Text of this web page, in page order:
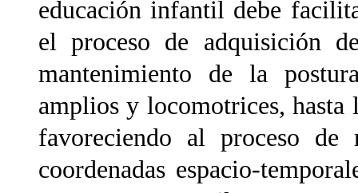
educación infantil debe
el proceso de adquisición
mantenimiento de la
amplios y locomotrices, hasta
favoreciendo al proceso
coordenadas espacio-